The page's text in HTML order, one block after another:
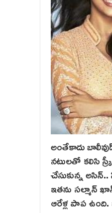
అంతేకాదు
నటులతో కలిసి
చేసుకున్న
ఇతను సల్మాన్
ఆరేళ్ల పాప ఉంది.